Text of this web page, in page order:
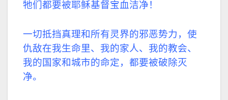
牠们都要被耶稣基督宝血洁净！
一切抵挡真理和所有灵界的邪恶势力，使
仇敌在我生命里、我的家人、我的教会、
我的国家和城市的命定，都要被破除灭
净。